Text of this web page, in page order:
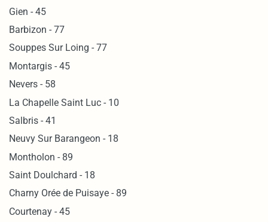
Gien - 45
Barbizon - 77
Souppes Sur Loing - 77
Montargis - 45
Nevers - 58
La Chapelle Saint Luc - 10
Salbris - 41
Neuvy Sur Barangeon - 18
Montholon - 89
Saint Doulchard - 18
Charny Orée de Puisaye - 89
Courtenay - 45